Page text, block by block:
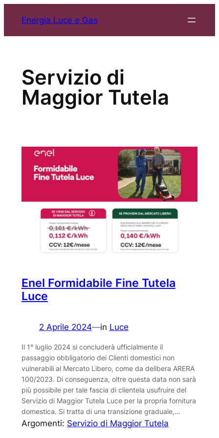
contenuto
Energia Luce e Gas
Servizio di
Maggior Tutela
Enel Formidabile Fine Tutela
Luce
2 Aprile 2024—in Luce
Il 1° luglio 2024 si concluderà ufficialmente il
passaggio obbligatorio dei Clienti domestici non
vulnerabili al Mercato Libero, come da delibera ARERA
100/2023. Di conseguenza, oltre questa data non sarà
più possibile per tale fascia di clientela usufruire del
Servizio di Maggior Tutela Luce per la propria fornitura
domestica. Si tratta di una transizione graduale,…
Argomenti: Servizio di Maggior Tutela